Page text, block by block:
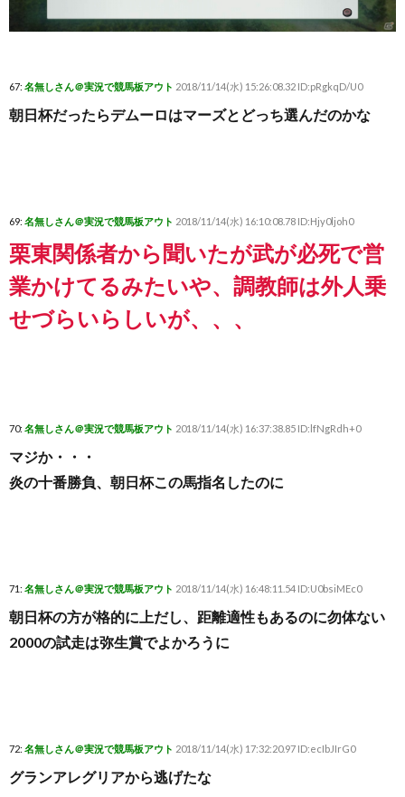
67: 名無しさん＠実況で競馬板アウト 2018/11/14(水) 15:26:08.32 ID:pRgkqD/U0
朝日杯だったらデムーロはマーズとどっち選んだのかな
69: 名無しさん＠実況で競馬板アウト 2018/11/14(水) 16:10:08.78 ID:Hjy0ljoh0
栗東関係者から聞いたが武が必死で営
業かけてるみたいや、調教師は外人乗
せづらいらしいが、、、
70: 名無しさん＠実況で競馬板アウト 2018/11/14(水) 16:37:38.85 ID:lfNgRdh+0
マジか・・・
炎の十番勝負、朝日杯この馬指名したのに
71: 名無しさん＠実況で競馬板アウト 2018/11/14(水) 16:48:11.54 ID:U0bsiMEc0
朝日杯の方が格的に上だし、距離適性もあるのに勿体ない
2000の試走は弥生賞でよかろうに
72: 名無しさん＠実況で競馬板アウト 2018/11/14(水) 17:32:20.97 ID:ecIbJIrG0
グランアレグリアから逃げたな